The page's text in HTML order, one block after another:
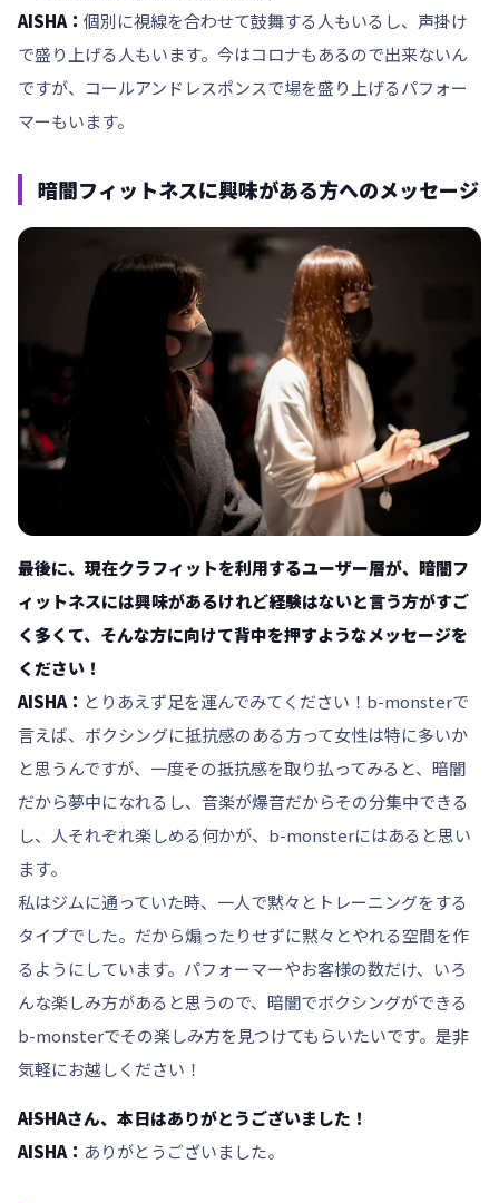
AISHA： 個別に視線を合わせて鼓舞する人もいるし、声掛け
で盛り上げる人もいます。今はコロナもあるので出来ないん
ですが、コールアンドレスポンスで場を盛り上げるパフォー
マーもいます。
暗闇フィットネスに興味がある方へのメッセージ
――最後に、現在クラフィットを利用するユーザー層が、暗闇フ
ィットネスには興味があるけれど経験はないと言う方がすご
く多くて、そんな方に向けて背中を押すようなメッセージを
ください！
AISHA： とりあえず足を運んでみてください！b-monsterで
言えば、ボクシングに抵抗感のある方って女性は特に多いか
と思うんですが、一度その抵抗感を取り払ってみると、暗闇
だから夢中になれるし、音楽が爆音だからその分集中できる
し、人それぞれ楽しめる何かが、b-monsterにはあると思い
ます。
私はジムに通っていた時、一人で黙々とトレーニングをする
タイプでした。だから煽ったりせずに黙々とやれる空間を作
るようにしています。パフォーマーやお客様の数だけ、いろ
んな楽しみ方があると思うので、暗闇でボクシングができる
b-monsterでその楽しみ方を見つけてもらいたいです。是非
気軽にお越しください！
――AISHAさん、本日はありがとうございました！
AISHA： ありがとうございました。